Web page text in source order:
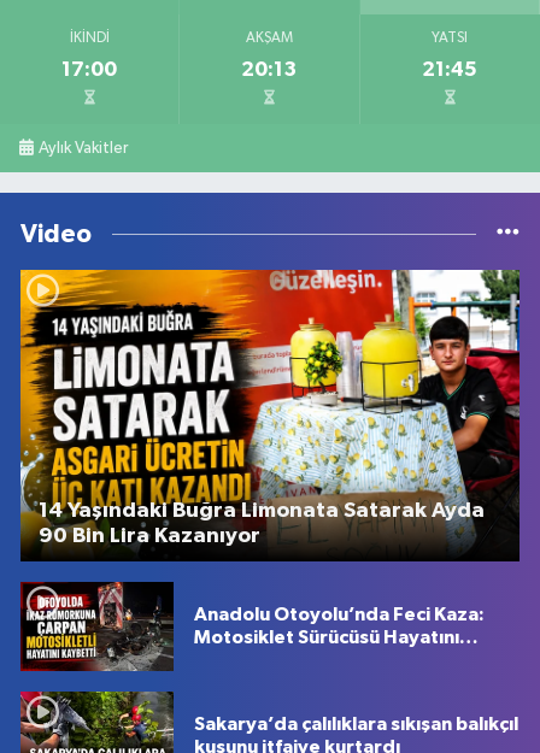
İKINDI
17:00
AKŞAM
20:13
YATSI
21:45
Aylık Vakitler
Video
14 Yaşındaki Buğra Limonata Satarak Ayda
90 Bin Lira Kazanıyor
Anadolu Otoyolu’nda Feci Kaza:
Motosiklet Sürücüsü Hayatını
Sakarya’da çalılıklara sıkışan balıkçıl
kuşunu itfaiye kurtardı